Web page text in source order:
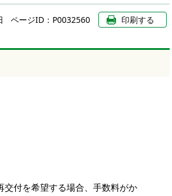
ページID：P0032560 印刷する
交付を希望する場合、手数料がか